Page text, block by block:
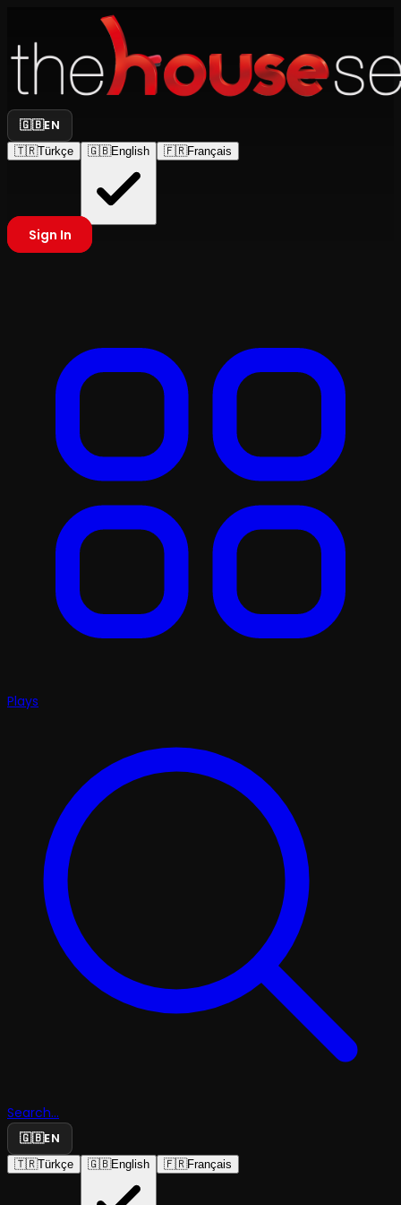
🇬🇧EN
🇹🇷Türkçe 🇬🇧English 🇫🇷Français
Sign In
Plays
Search...
🇬🇧EN
🇹🇷Türkçe 🇬🇧English 🇫🇷Français